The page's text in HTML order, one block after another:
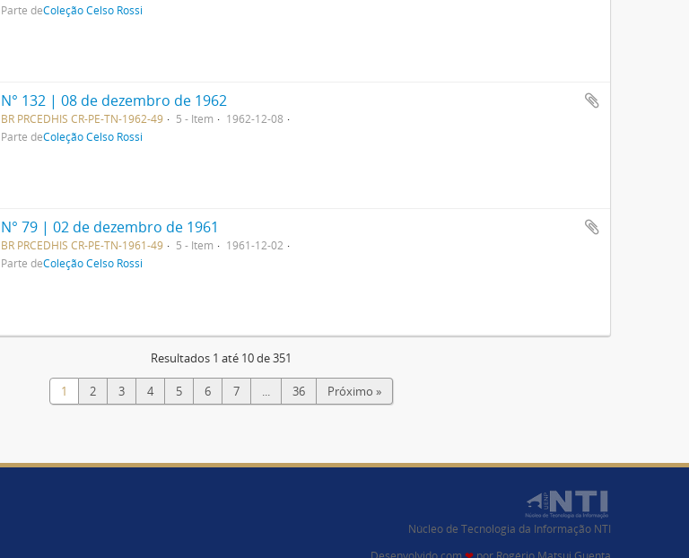
Parte deColeção Celso Rossi
N° 132 | 08 de dezembro de 1962
BR PRCEDHIS CR-PE-TN-1962-49 5 - Item
1962-12-08
Parte deColeção Celso Rossi
N° 79 | 02 de dezembro de 1961
BR PRCEDHIS CR-PE-TN-1961-49 5 - Item
1961-12-02
Parte deColeção Celso Rossi
Resultados 1 até 10 de 351
1 2 3 4 5 6 7 ... 36 Próximo »
Núcleo de Tecnologia da Informação NTI